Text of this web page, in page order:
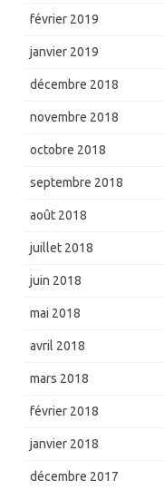
février 2019
janvier 2019
décembre 2018
novembre 2018
octobre 2018
septembre 2018
août 2018
juillet 2018
juin 2018
mai 2018
avril 2018
mars 2018
février 2018
janvier 2018
décembre 2017